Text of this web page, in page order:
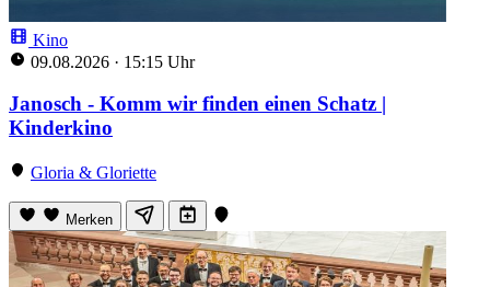
Kino
09.08.2026 · 15:15 Uhr
Janosch - Komm wir finden einen Schatz |
Kinderkino
Gloria & Gloriette
Merken